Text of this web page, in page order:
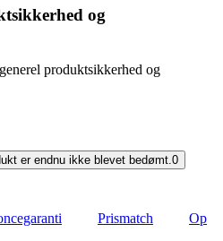
og
produktsikkerhed og
er endnu ikke blevet bedømt. 0
Prismatch
Op